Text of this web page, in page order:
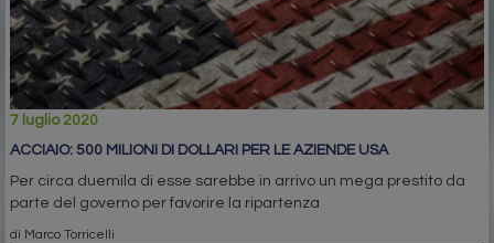
7 luglio 2020
ACCIAIO: 500 MILIONI DI DOLLARI PER LE AZIENDE USA
Per circa duemila di esse sarebbe in arrivo un mega prestito da
parte del governo per favorire la ripartenza
di Marco Torricelli